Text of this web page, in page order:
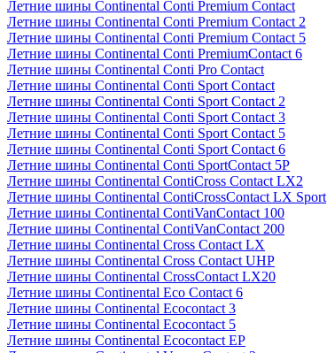
Летние шины Continental Conti Premium Contact
Летние шины Continental Conti Premium Contact 2
Летние шины Continental Conti Premium Contact 5
Летние шины Continental Conti PremiumContact 6
Летние шины Continental Conti Pro Contact
Летние шины Continental Conti Sport Contact
Летние шины Continental Conti Sport Contact 2
Летние шины Continental Conti Sport Contact 3
Летние шины Continental Conti Sport Contact 5
Летние шины Continental Conti Sport Contact 6
Летние шины Continental Conti SportContact 5P
Летние шины Continental ContiCross Contact LX2
Летние шины Continental ContiCrossContact LX Sport
Летние шины Continental ContiVanContact 100
Летние шины Continental ContiVanContact 200
Летние шины Continental Cross Contact LX
Летние шины Continental Cross Contact UHP
Летние шины Continental CrossContact LX20
Летние шины Continental Eco Contact 6
Летние шины Continental Ecocontact 3
Летние шины Continental Ecocontact 5
Летние шины Continental Ecocontact EP